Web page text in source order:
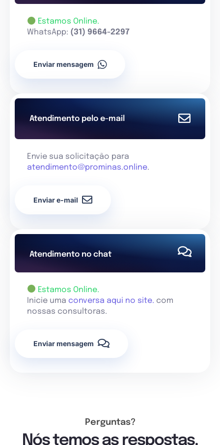
Estamos Online.
WhatsApp: (31) 9664-2297
Enviar mensagem
Atendimento pelo e-mail
Envie sua solicitação para
atendimento@prominas.online.
Enviar e-mail
Atendimento no chat
Estamos Online.
Inicie uma conversa aqui no site. com
nossas consultoras.
Enviar mensagem
Perguntas?
Nós temos as respostas.